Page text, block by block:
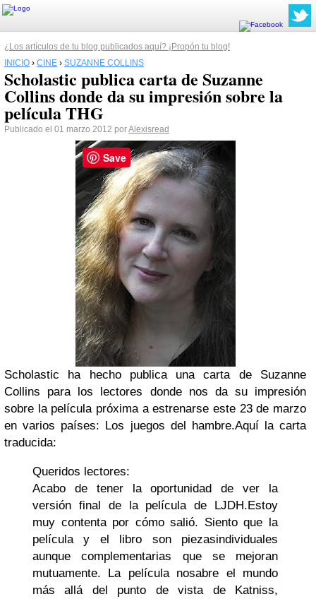
¿Los artículos de tu blog publicados aquí? ¡Propón tu blog!
INICIO › CINE › SUZANNE COLLINS
Scholastic publica carta de Suzanne
Collins donde da su impresión sobre la
película THG
Publicado el 01 marzo 2012 porAlexisread
Scholastic ha hecho publica una carta de Suzanne
Collins para los lectores donde nos da su impresión
sobre la película próxima a estrenarse este 23 de marzo
en varios países: Los juegos del hambre.Aquí la carta
traducida:
Queridos lectores:
Acabo de tener la oportunidad de ver la
versión final de la película de LJDH.Estoy
muy contenta por cómo salió. Siento que la
película y el libro son piezasindividuales
aunque complementarias que se mejoran
mutuamente. La película nosabre el mundo
más allá del punto de vista de Katniss,
Save